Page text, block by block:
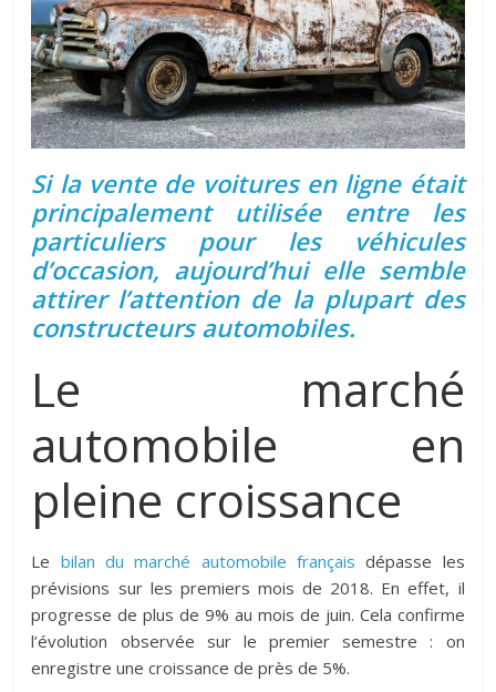
Si la vente de voitures en ligne était
principalement utilisée entre les
particuliers pour les véhicules
d’occasion, aujourd’hui elle semble
attirer l’attention de la plupart des
constructeurs automobiles.
Le marché
automobile en
pleine croissance
Le bilan du marché automobile français dépasse les
prévisions sur les premiers mois de 2018. En effet, il
progresse de plus de 9% au mois de juin. Cela confirme
l’évolution observée sur le premier semestre : on
enregistre une croissance de près de 5%.